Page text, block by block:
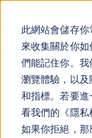
此網站會儲存
來收集關於你
們能記住你。
瀏覽體驗，以
和指標。若要
看我們的《隱私
如果你拒絕，
主题演
过程